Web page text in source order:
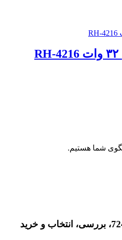
فروشگاه اینترنتی پارس724، بررسی، انتخاب و خرید